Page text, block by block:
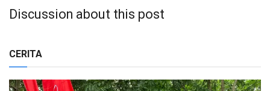
Discussion about this post
CERITA